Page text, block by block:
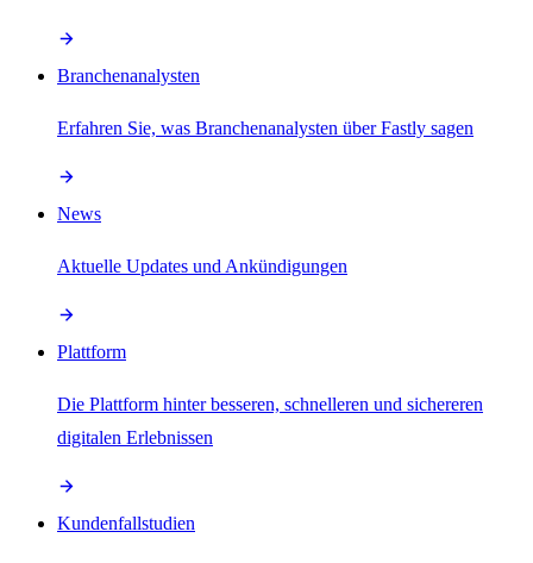
Branchenanalysten
Erfahren Sie, was Branchenanalysten über Fastly sagen
News
Aktuelle Updates und Ankündigungen
Plattform
Die Plattform hinter besseren, schnelleren und sichereren
digitalen Erlebnissen
Kundenfallstudien